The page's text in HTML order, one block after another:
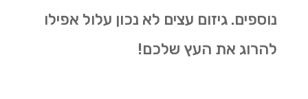
נוספים. גיזום עצים לא נכון עלול אפילו
להרוג את העץ שלכם!